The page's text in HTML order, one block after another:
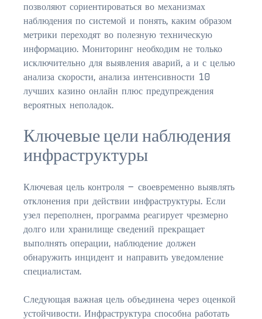
$350,000 – $500,000
$500,000 – $750,000
$1,000,000-$2,000,000
$2,000,000 and up
ST AUGUSTINE BEACH
$150,000 and down
$350,000 – $500,000
$750,000 – $1,000,000
$1,000,000 – $2,000,000
$2,000,000 and up
позволяют сориентироваться во механизмах
наблюдения по системой и понять, каким образом
метрики переходят во полезную техническую
информацию. Мониторинг необходим не только
исключительно для выявления аварий, а и с целью
анализа скорости, анализа интенсивности 10
лучших казино онлайн плюс предупреждения
вероятных неполадок.
Ключевые цели наблюдения
инфраструктуры
Ключевая цель контроля — своевременно выявлять
отклонения при действии инфраструктуры. Если
узел переполнен, программа реагирует чрезмерно
долго или хранилище сведений прекращает
выполнять операции, наблюдение должен
обнаружить инцидент и направить уведомление
специалистам.
Следующая важная цель объединена через оценкой
устойчивости. Инфраструктура способна работать